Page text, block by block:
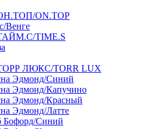
ОН.ТОП/ON.TOP
Венге
ТАЙМ.С/TIME.S
ТОРР ЛЮКС/TORR LUX
Эдмонд/Синий
Эдмонд/Капучино
Эдмонд/Красный
Эдмонд/Латте
Бофорд/Синий